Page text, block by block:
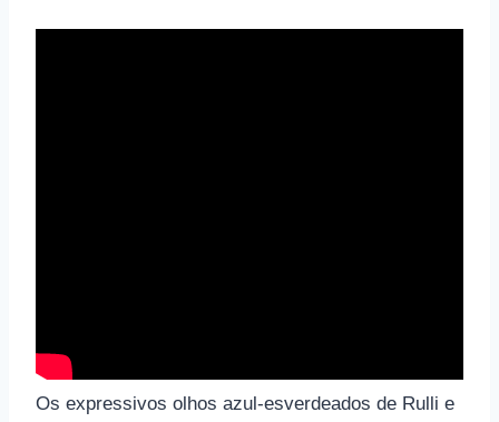
Os expressivos olhos azul-esverdeados de Rulli e